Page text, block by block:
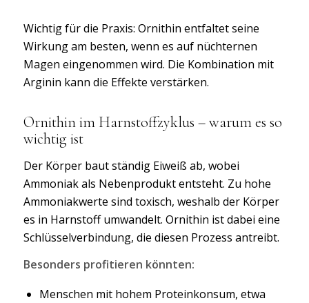
Wichtig für die Praxis: Ornithin entfaltet seine
Wirkung am besten, wenn es auf nüchternen
Magen eingenommen wird. Die Kombination mit
Arginin kann die Effekte verstärken.
Ornithin im Harnstoffzyklus – warum es so
wichtig ist
Der Körper baut ständig Eiweiß ab, wobei
Ammoniak als Nebenprodukt entsteht. Zu hohe
Ammoniakwerte sind toxisch, weshalb der Körper
es in Harnstoff umwandelt. Ornithin ist dabei eine
Schlüsselverbindung, die diesen Prozess antreibt.
Besonders profitieren könnten:
Menschen mit hohem Proteinkonsum, etwa